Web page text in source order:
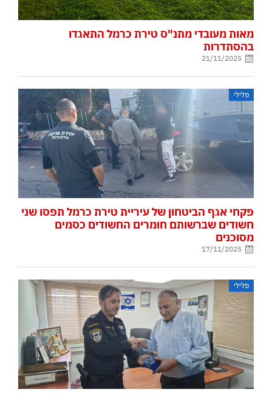
מאות מעובדי מתנ"ס טירת כרמל התאגדו
בהסתדרות
21/11/2025
פלילי
פקחי אגף הביטחון של עיריית טירת כרמל תפסו שני
חשודים שברשותם חומרים החשודים כסמים
מסוכנים
17/11/2025
פלילי